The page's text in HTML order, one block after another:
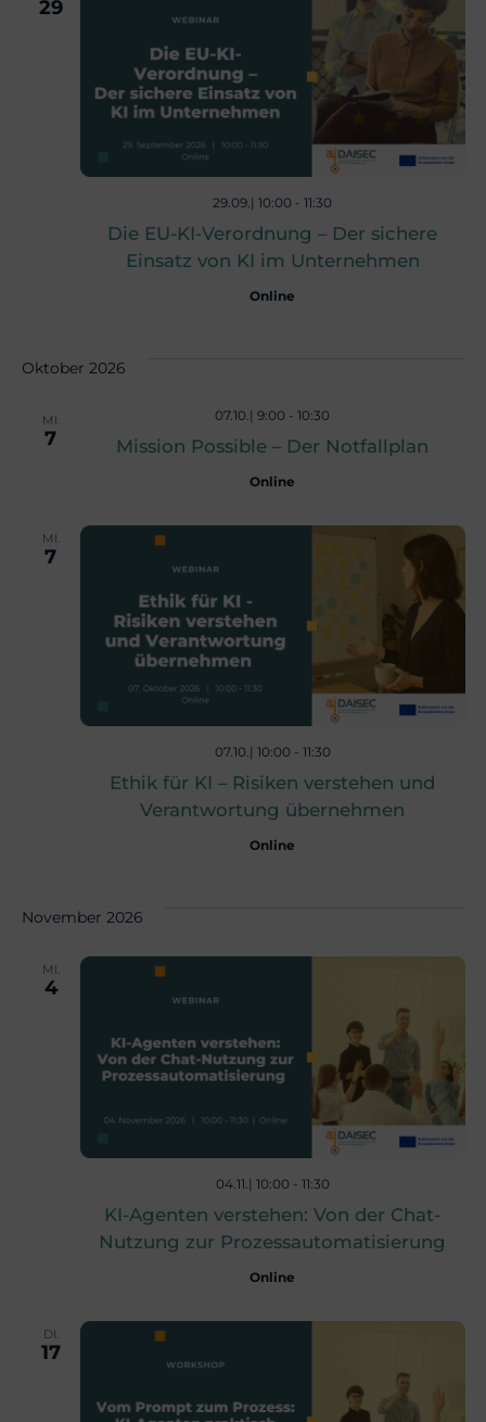
a
n
t
t
u
n
g
e
n
h
e
n
d
A
a
n
s
g
A
s
e
-
N
g
29
Die EU-KI-Verordnung – Der sichere
Einsatz von KI im Unternehmen
29.09.| 10:00 - 11:30
Online
Oktober 2026
MI.
7 Mission Possible – Der Notfallplan
07.10.| 9:00 - 10:30
Online
MI.
7
Ethik für KI – Risiken verstehen und
Verantwortung übernehmen
07.10.| 10:00 - 11:30
Online
November 2026
MI.
4
KI-Agenten verstehen: Von der Chat-
Nutzung zur Prozessautomatisierung
04.11.| 10:00 - 11:30
Online
DI.
17